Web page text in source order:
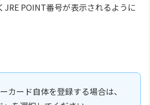
JRE POINT番号が表示されるように
カード自体を登録する場合は、